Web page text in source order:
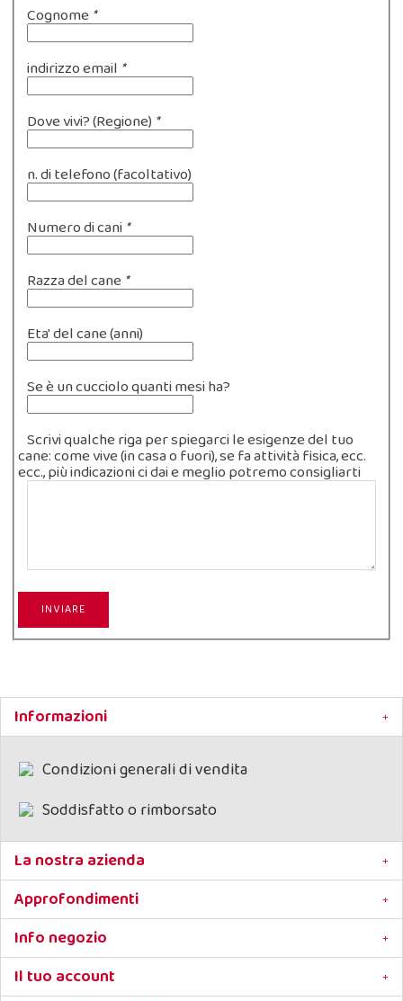
Cognome*
indirizzo email *
Dove vivi? (Regione) *
n. di telefono (facoltativo)
Numero di cani*
Razza del cane*
Eta' del cane (anni)
Se è un cucciolo quanti mesi ha?
Scrivi qualche riga per spiegarci le esigenze del tuo
cane: come vive (in casa o fuori), se fa attività fisica, ecc.
ecc., più indicazioni ci dai e meglio potremo consigliarti
INVIARE
Informazioni
Condizioni generali di vendita
Soddisfatto o rimborsato
La nostra azienda
Approfondimenti
Info negozio
Il tuo account